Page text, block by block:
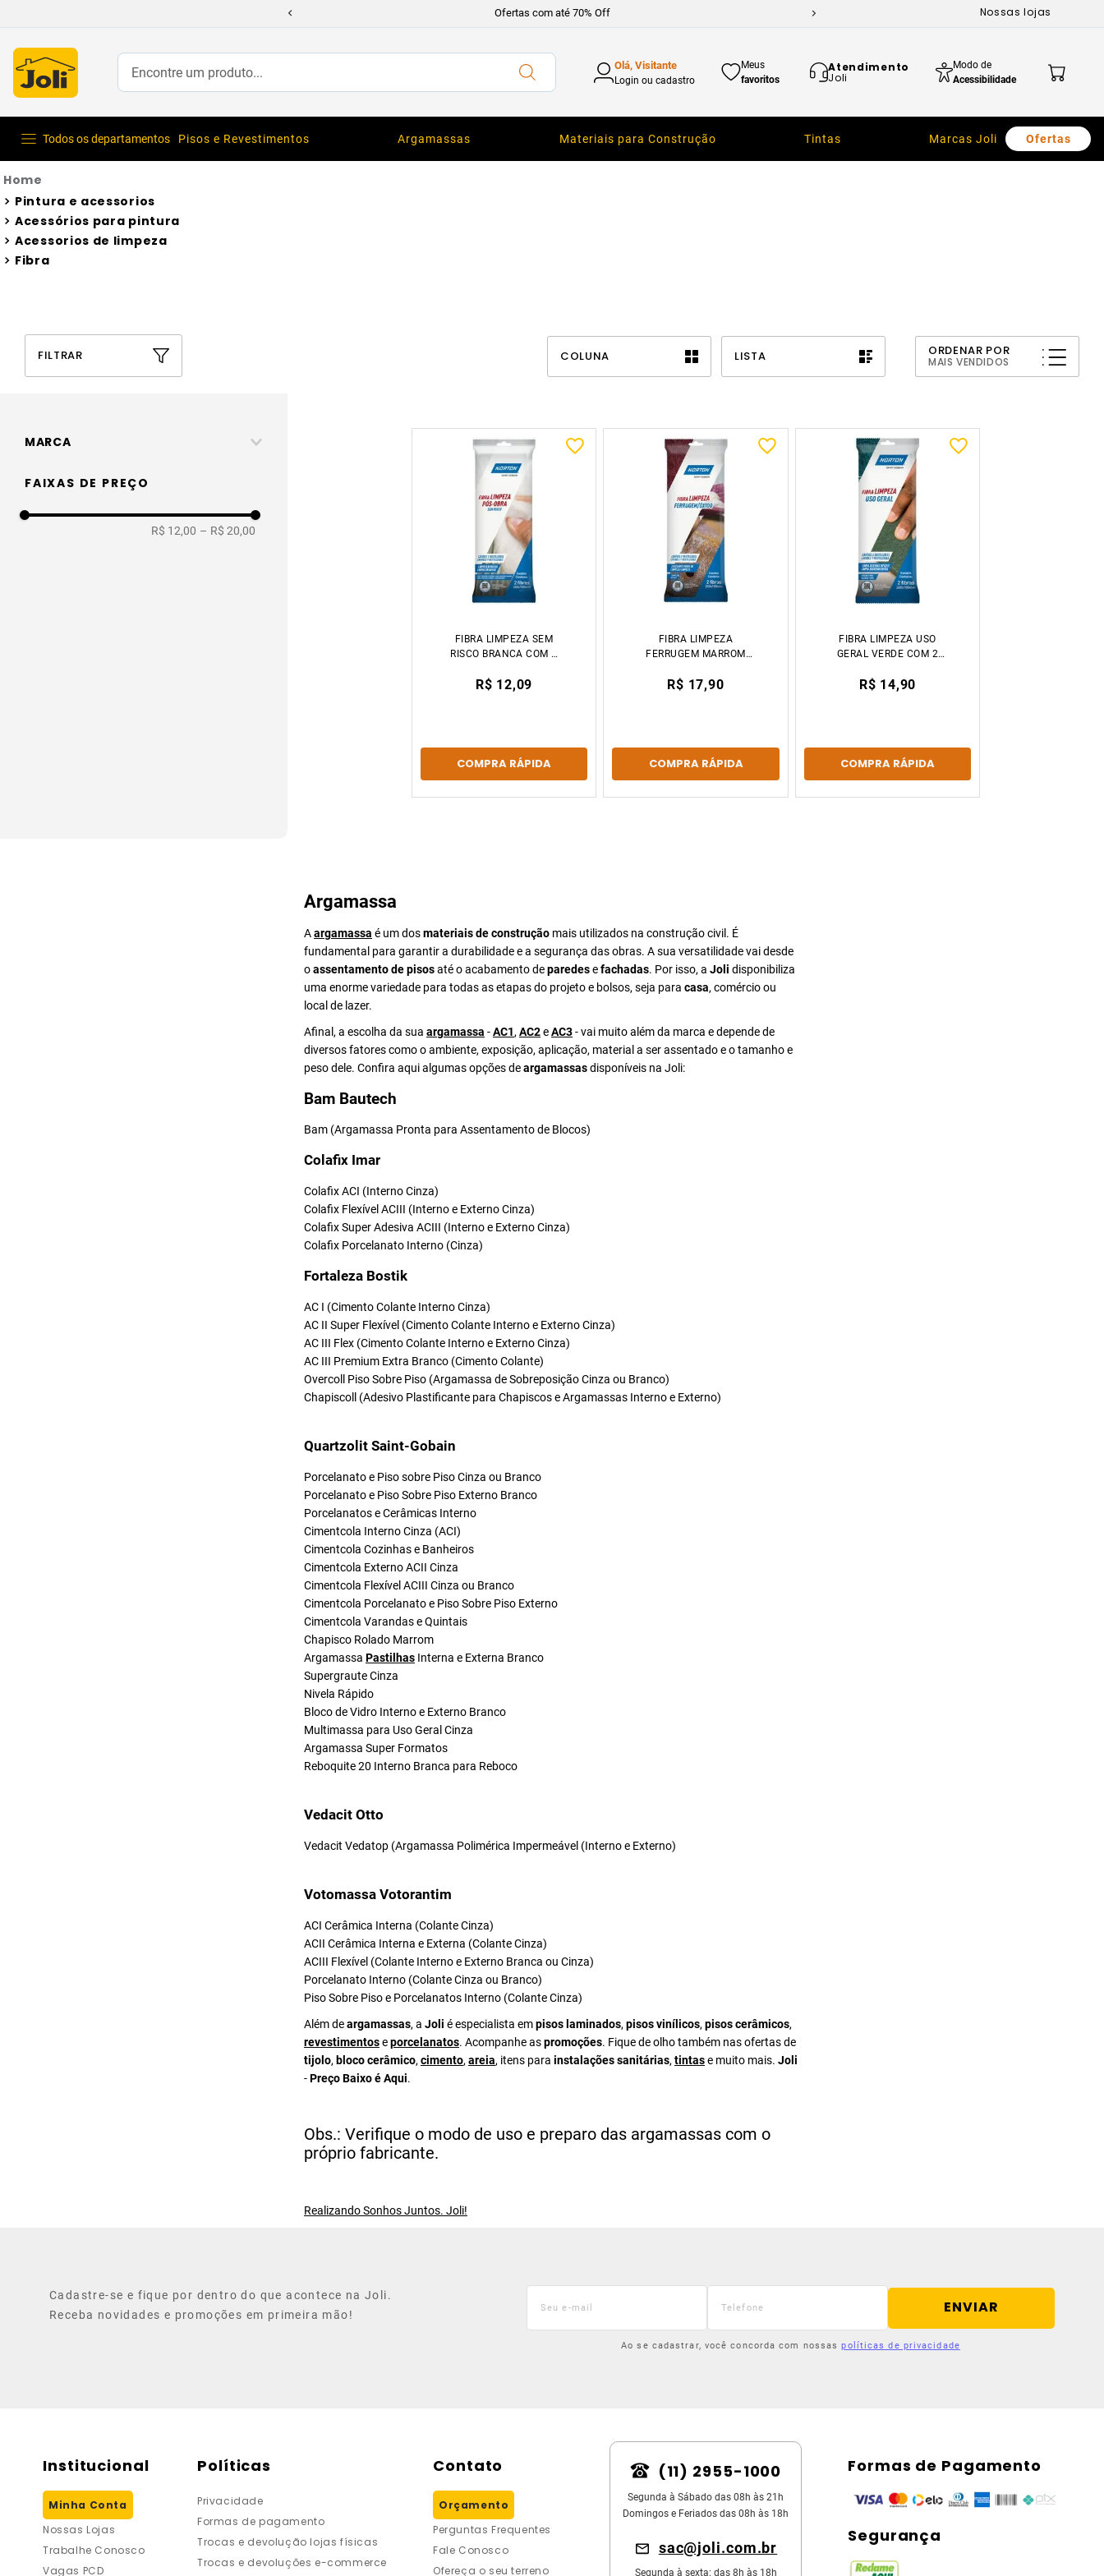
Ofertas com até 70% Off Nossas lojas
Encontre um produto... Olá, Visitante
Login ou cadastro
Meus
favoritos
Atendimento
Joli
Modo de
Acessibilidade
Todos os departamentos Pisos e Revestimentos Argamassas Materiais para Construção Tintas Marcas Joli Ofertas
Pintura e acessorios
Acessórios para pintura
Acessorios de limpeza
Fibra
COLUNA LISTA ORDENAR POR
MAIS VENDIDOS
FILTRAR
MARCA
Norton
FAIXAS DE PREÇO
R$ 12,00 – R$ 20,00
FIBRA LIMPEZA SEM
RISCO BRANCA COM 2
R$ 12,09
COMPRA RÁPIDA
FIBRA LIMPEZA
FERRUGEM MARROM
NORTON
R$ 17,90
COMPRA RÁPIDA
FIBRA LIMPEZA USO
GERAL VERDE COM 2
R$ 14,90
COMPRA RÁPIDA
Argamassa
Aargamassa é um dosmateriais de construção mais utilizados na construção civil. É
fundamental para garantir a durabilidade e a segurança das obras. A sua versatilidade vai desde
oassentamento de pisosaté o acabamento deparedesefachadas. Por isso, a Joli disponibiliza
uma enorme variedade para todas as etapas do projeto e bolsos, seja para casa, comércio ou
local de lazer.
Afinal, a escolha da sua argamassa -AC1, AC2eAC3- vai muito além da marca e depende de
diversos fatores como o ambiente, exposição, aplicação, material a ser assentado e o tamanho e
peso dele. Confira aqui algumas opções deargamassasdisponíveis na Joli:
Bam Bautech
Bam (Argamassa Pronta para Assentamento de Blocos)
Colafix Imar
Colafix ACI (Interno Cinza)
Colafix Flexível ACIII (Interno e Externo Cinza)
Colafix Super Adesiva ACIII (Interno e Externo Cinza)
Colafix Porcelanato Interno (Cinza)
Fortaleza Bostik
AC I (Cimento Colante Interno Cinza)
AC II Super Flexível (Cimento Colante Interno e Externo Cinza)
AC III Flex (Cimento Colante Interno e Externo Cinza)
AC III Premium Extra Branco (Cimento Colante)
Overcoll Piso Sobre Piso (Argamassa de Sobreposição Cinza ou Branco)
Chapiscoll (Adesivo Plastificante para Chapiscos e Argamassas Interno e Externo)
Quartzolit Saint-Gobain
Porcelanato e Piso sobre Piso Cinza ou Branco
Porcelanato e Piso Sobre Piso Externo Branco
Porcelanatos e Cerâmicas Interno
Cimentcola Interno Cinza (ACI)
Cimentcola Cozinhas e Banheiros
Cimentcola Externo ACII Cinza
Cimentcola Flexível ACIII Cinza ou Branco
Cimentcola Porcelanato e Piso Sobre Piso Externo
Cimentcola Varandas e Quintais
Chapisco Rolado Marrom
Argamassa Pastilhas Interna e Externa Branco
Supergraute Cinza
Nivela Rápido
Bloco de Vidro Interno e Externo Branco
Multimassa para Uso Geral Cinza
Argamassa Super Formatos
Reboquite 20 Interno Branca para Reboco
Vedacit Otto
Vedacit Vedatop (Argamassa Polimérica Impermeável (Interno e Externo)
Votomassa Votorantim
ACI Cerâmica Interna (Colante Cinza)
ACII Cerâmica Interna e Externa (Colante Cinza)
ACIII Flexível (Colante Interno e Externo Branca ou Cinza)
Porcelanato Interno (Colante Cinza ou Branco)
Piso Sobre Piso e Porcelanatos Interno (Colante Cinza)
Além deargamassas, a Joli é especialista empisos laminados, pisos vinílicos, pisos cerâmicos,
revestimentoseporcelanatos. Acompanhe aspromoções. Fique de olho também nas ofertas de
tijolo, bloco cerâmico, cimento, areia, itens para instalações sanitárias, tintase muito mais. Joli
-Preço Baixo é Aqui.
Obs.: Verifique o modo de uso e preparo das argamassas com o
próprio fabricante.
Realizando Sonhos Juntos. Joli!
Cadastre-se e fique por dentro do que acontece na Joli.
Receba novidades e promoções em primeira mão!
ENVIAR
Ao se cadastrar, você concorda com nossas políticas de privacidade
Institucional
Minha Conta
Nossas Lojas
Trabalhe Conosco
Vagas PCD
Políticas
Privacidade
Formas de pagamento
Trocas e devolução lojas físicas
Trocas e devoluções e-commerce
Contato
Orçamento
Perguntas Frequentes
Fale Conosco
Ofereça o seu terreno
(11) 2955-1000
Segunda à Sábado das 08h às 21h
Domingos e Feriados das 08h às 18h
sac@joli.com.br
Segunda à sexta: das 8h às 18h
Formas de Pagamento
Segurança